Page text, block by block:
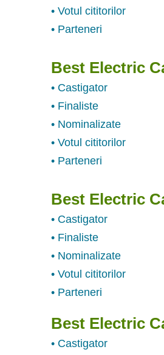
• Votul cititorilor
• Parteneri
Best Electric
• Castigator
• Finaliste
• Nominalizate
• Votul cititorilor
• Parteneri
Best Electric
• Castigator
• Finaliste
• Nominalizate
• Votul cititorilor
• Parteneri
Best Electric
• Castigator